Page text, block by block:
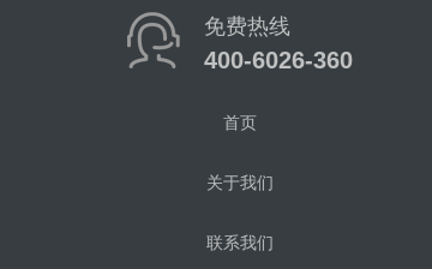
免费热线
400-6026-360
首页
关于我们
联系我们